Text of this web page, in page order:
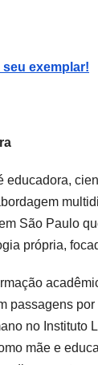
exemplar!
educadora,
São Paulo
própria,
passagens
no Instituto
mãe e